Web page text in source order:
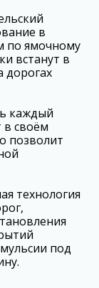
в
по ямочному
встанут в
дорогах
каждый
в своём
позволит
технология
под